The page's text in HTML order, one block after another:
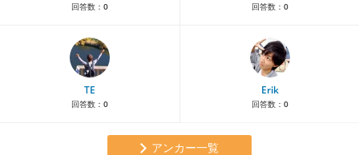
回答数： 0 回答数： 0
TE
回答数： 0
Erik
回答数： 0
アンカー一覧